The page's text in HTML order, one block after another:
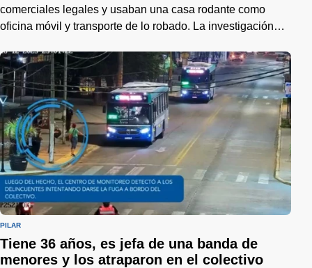
comerciales legales y usaban una casa rodante como
oficina móvil y transporte de lo robado. La investigación
PILAR
Tiene 36 años, es jefa de una banda de
menores y los atraparon en el colectivo